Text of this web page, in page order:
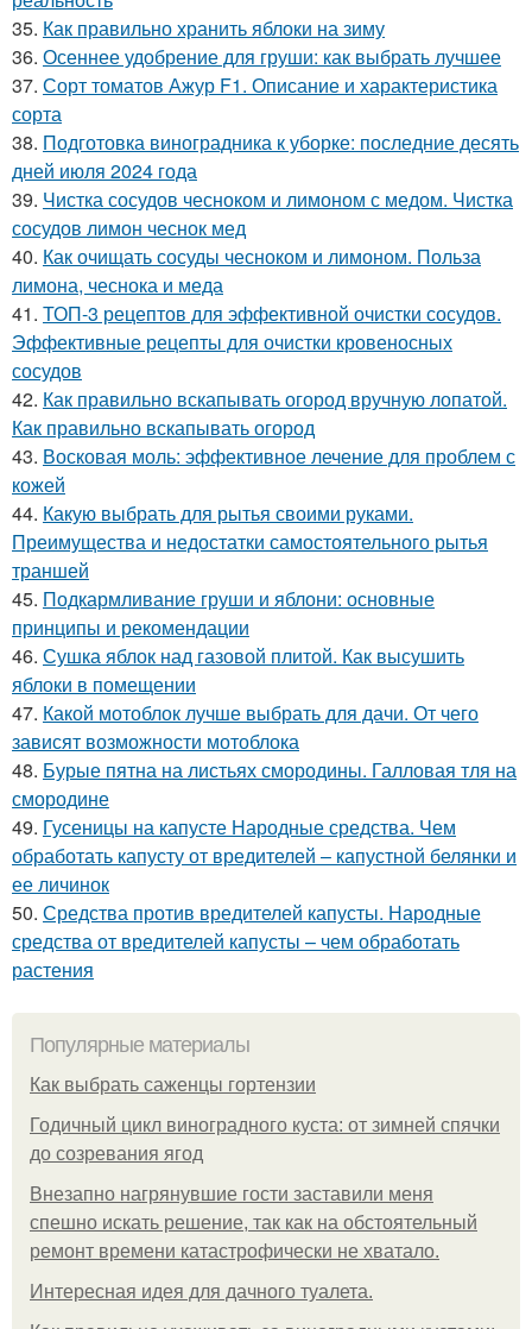
35. Как правильно хранить яблоки на зиму
36. Осеннее удобрение для груши: как выбрать лучшее
37. Сорт томатов Ажур F1. Описание и характеристика
сорта
38. Подготовка виноградника к уборке: последние десять
дней июля 2024 года
39. Чистка сосудов чесноком и лимоном с медом. Чистка
сосудов лимон чеснок мед
40. Как очищать сосуды чесноком и лимоном. Польза
лимона, чеснока и меда
41. ТОП-3 рецептов для эффективной очистки сосудов.
Эффективные рецепты для очистки кровеносных
сосудов
42. Как правильно вскапывать огород вручную лопатой.
Как правильно вскапывать огород
43. Восковая моль: эффективное лечение для проблем с
кожей
44. Какую выбрать для рытья своими руками.
Преимущества и недостатки самостоятельного рытья
траншей
45. Подкармливание груши и яблони: основные
принципы и рекомендации
46. Сушка яблок над газовой плитой. Как высушить
яблоки в помещении
47. Какой мотоблок лучше выбрать для дачи. От чего
зависят возможности мотоблока
48. Бурые пятна на листьях смородины. Галловая тля на
смородине
49. Гусеницы на капусте Народные средства. Чем
обработать капусту от вредителей – капустной белянки и
ее личинок
50. Средства против вредителей капусты. Народные
средства от вредителей капусты – чем обработать
растения
Популярные материалы
Как выбрать саженцы гортензии
Годичный цикл виноградного куста: от зимней спячки
до созревания ягод
Внезапно нагрянувшие гости заставили меня
спешно искать решение, так как на обстоятельный
ремонт времени катастрофически не хватало.
Интересная идея для дачного туалета.